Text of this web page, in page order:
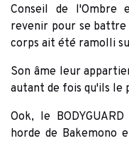
Conseil de l'Ombre
revenir pour se battre
corps ait été ramolli
Son âme leur
autant de fois qu'ils le
Ook, le
horde de Bakemono